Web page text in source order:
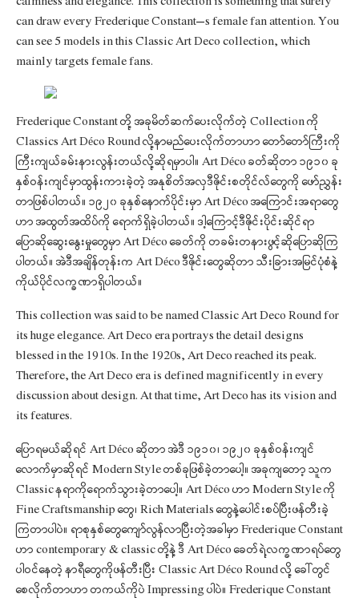
can draw every Frederique Constant’s female fan attention. You
can see 5 models in this Classic Art Deco collection, which
mainly targets female fans.
Frederique Constant တို့ အခုမိတ်ဆက်ပေးလိုက်တဲ့ Collection ကို
Classics Art Déco Round လို့နာမည်ပေးလိုက်တာဟာ တော်တော်ကြီးကို
ကြီးကျယ်ခမ်းနားလွန်းတယ်လို့ဆိုရမှာပါ။ Art Déco ခတ်ဆိုတာ ၁၉၁၀ ခု
နှစ်ဝန်းကျင်မှာထွန်းကားခဲ့တဲ့ အနုစိတ်အလှဒီဇိုင်းစတိုင်လ်တွေကို ဖော်ညွှန်း
တာဖြစ်ပါတယ်။ ၁၉၂၀ ခုနှစ်နောက်ပိုင်းမှာ Art Déco အကြောင်းအရာတွေ
ဟာ အထွတ်အထိပ်ကို ရောက်ရှိခဲ့ပါတယ်။ ဒါ့ကြောင့်ဒီဇိုင်းပိုင်းဆိုင်ရာ
ပြောဆိုဆွေးနွေးမှုတွေမှာ Art Déco ခေတ်ကို တခမ်းတနားဖွင့်ဆိုပြောဆိုကြ
ပါတယ်။ အဲဒီအချိန်တုန်းက Art Déco ဒီဇိုင်းတွေဆိုတာ သီးခြားအမြင်ပုံစံနဲ့
ကိုယ်ပိုင်လက္ခဏာရှိပါတယ်။
This collection was said to be named Classic Art Deco Round for
its huge elegance. Art Deco era portrays the detail designs
blessed in the 1910s. In the 1920s, Art Deco reached its peak.
Therefore, the Art Deco era is defined magnificently in every
discussion about design. At that time, Art Deco has its vision and
its features.
ပြောရမယ်ဆိုရင် Art Déco ဆိုတာ အဲဒီ ၁၉၁၀၊ ၁၉၂၀ ခုနှစ်ဝန်းကျင်
လောက်မှာဆိုရင် Modern Style တစ်ခုဖြစ်ခဲ့တာပေါ့။ အခုကျတော့ သူက
Classic နရာကိုရောက်သွားခဲ့တာပေါ့။ Art Déco ဟာ Modern Style ကို
Fine Craftsmanship တွေ၊ Rich Materials တွေနဲ့ပေါင်းစပ်ပြီးဖန်တီးခဲ့
ကြတာပါပဲ။ ရာစုနှစ်တွေကျော်လွန်လာပြီးတဲ့အခါမှာ Frederique Constant
ဟာ contemporary & classic တို့နဲ့ ဒီ Art Déco ခေတ်ရဲ့လက္ခဏာရပ်တွေ
ပါဝင်နေတဲ့ နာရီတွေကိုဖန်တီးပြီး Classic Art Déco Round လို့ ခေါ်တွင်
စေလိုက်တာဟာ တကယ်ကိုပဲ Impressing ပါပဲ။ Frederique Constant